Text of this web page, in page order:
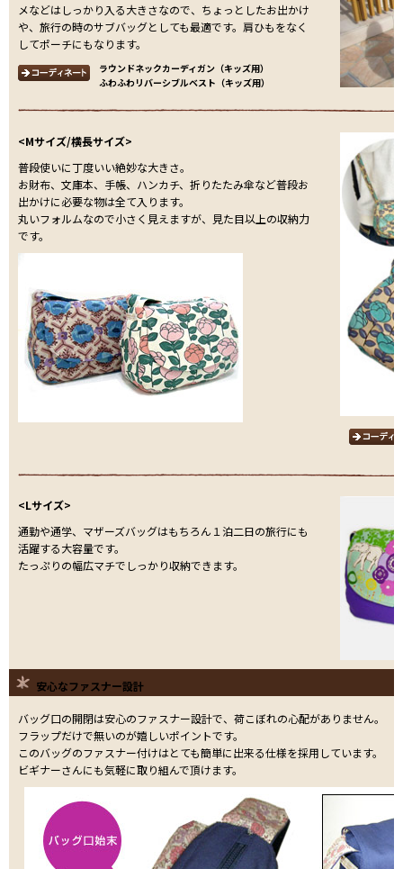
メなどはしっかり入る大きさなので、ちょっとしたお出かけ
や、旅行の時のサブバッグとしても最適です。肩ひもをなく
してポーチにもなります。
ラウンドネックカーディガン（キッズ用）
ふわふわリバーシブルベスト（キッズ用）
<Mサイズ/横長サイズ>
普段使いに丁度いい絶妙な大きさ。
お財布、文庫本、手帳、ハンカチ、折りたたみ傘など普段お
出かけに必要な物は全て入ります。
丸いフォルムなので小さく見えますが、見た目以上の収納力
です。
<Lサイズ>
通勤や通学、マザーズバッグはもちろん１泊二日の旅行にも
活躍する大容量です。
たっぷりの幅広マチでしっかり収納できます。
安心なファスナー設計
バッグ口の開閉は安心のファスナー設計で、荷こぼれの心配がありません。
フラップだけで無いのが嬉しいポイントです。
このバッグのファスナー付けはとても簡単に出来る仕様を採用しています。
ビギナーさんにも気軽に取り組んで頂けます。